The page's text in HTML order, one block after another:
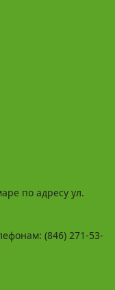
по адресу ул.
(846) 271-53-